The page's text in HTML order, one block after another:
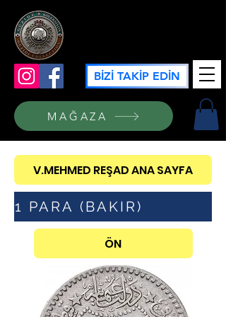
BİZİ TAKİP EDİN
MAĞAZA
V.MEHMED REŞAD ANA SAYFA
1 PARA (BAKIR)
ÖN